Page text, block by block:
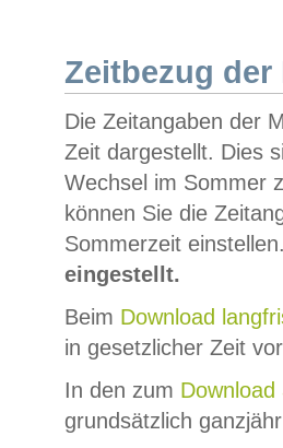
Zeitbezug der
Die Zeitangaben der
Zeit dargestellt. Dies
Wechsel im Sommer
können Sie die
Sommerzeit
eingestellt.
Beim Download
in gesetzlicher Zeit
In den zum Download
grundsätzlich